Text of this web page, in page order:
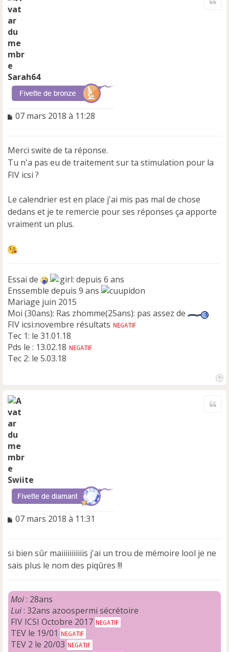
Sarah64
M
s
a
g
e
n
l
u
07 mars 2018 à 11:28
Merci swite de ta réponse.
Tu n'a pas eu de traitement sur ta stimulation pour la
FIV icsi ?
Le calendrier est en place j'ai mis pas mal de chose
dedans et je te remercie pour ses réponses ça apporte
vraiment un plus.
Essai de
depuis 6 ans
Enssemble depuis 9 ans
Mariage juin 2015
Moi (30ans): Ras zhomme(25ans): pas assez de
FIV icsi:novembre résultats
Tec 1: le 31.01.18
Pds le : 13.02.18
Tec 2: le 5.03.18
Swiite
M
s
a
g
o
n
l
u
07 mars 2018 à 11:31
si bien sûr maiiiiiiiiiiis j'ai un trou de mémoire lool je ne
sais plus le nom des piqûres !!!
Moi: 28ans
Lui: 32ans azoospermi sécrétoire
FIV ICSI Octobre 2017
TEV le 19/01
TEV 2 le 20/03